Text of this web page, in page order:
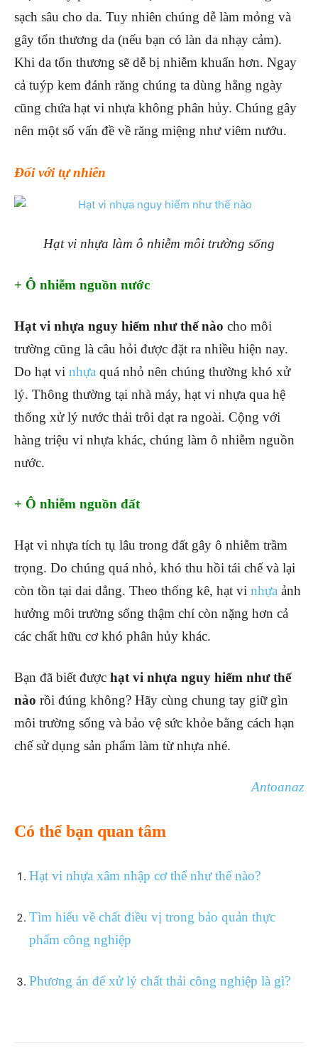
sạch sâu cho da. Tuy nhiên chúng dễ làm mỏng và
gây tổn thương da (nếu bạn có làn da nhạy cảm).
Khi da tổn thương sẽ dễ bị nhiễm khuẩn hơn. Ngay
cả tuýp kem đánh răng chúng ta dùng hằng ngày
cũng chứa hạt vi nhựa không phân hủy. Chúng gây
nên một số vấn đề về răng miệng như viêm nướu.
Đối với tự nhiên
Hạt vi nhựa làm ô nhiễm môi trường sống
+ Ô nhiễm nguồn nước
Hạt vi nhựa nguy hiểm như thế nào cho môi
trường cũng là câu hỏi được đặt ra nhiều hiện nay.
Do hạt vi nhựa quá nhỏ nên chúng thường khó xử
lý. Thông thường tại nhà máy, hạt vi nhựa qua hệ
thống xử lý nước thải trôi dạt ra ngoài. Cộng với
hàng triệu vi nhựa khác, chúng làm ô nhiễm nguồn
nước.
+ Ô nhiễm nguồn đất
Hạt vi nhựa tích tụ lâu trong đất gây ô nhiễm trầm
trọng. Do chúng quá nhỏ, khó thu hồi tái chế và lại
còn tồn tại dai dẳng. Theo thống kê, hạt vi nhựa ảnh
hưởng môi trường sống thậm chí còn nặng hơn cả
các chất hữu cơ khó phân hủy khác.
Bạn đã biết được hạt vi nhựa nguy hiểm như thế
nào rồi đúng không? Hãy cùng chung tay giữ gìn
môi trường sống và bảo vệ sức khỏe bằng cách hạn
chế sử dụng sản phẩm làm từ nhựa nhé.
Antoanaz
Có thể bạn quan tâm
Hạt vi nhựa xâm nhập cơ thể như thế nào?
Tìm hiểu về chất điều vị trong bảo quản thực
phẩm công nghiệp
Phương án để xử lý chất thải công nghiệp là gì?